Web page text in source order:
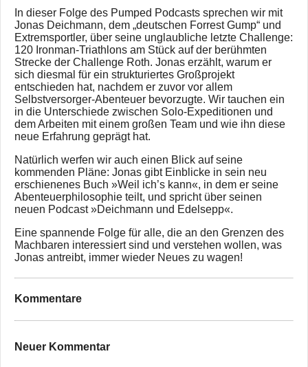
In dieser Folge des Pumped Podcasts sprechen wir mit
Jonas Deichmann, dem „deutschen Forrest Gump“ und
Extremsportler, über seine unglaubliche letzte Challenge:
120 Ironman-Triathlons am Stück auf der berühmten
Strecke der Challenge Roth. Jonas erzählt, warum er
sich diesmal für ein strukturiertes Großprojekt
entschieden hat, nachdem er zuvor vor allem
Selbstversorger-Abenteuer bevorzugte. Wir tauchen ein
in die Unterschiede zwischen Solo-Expeditionen und
dem Arbeiten mit einem großen Team und wie ihn diese
neue Erfahrung geprägt hat.
Natürlich werfen wir auch einen Blick auf seine
kommenden Pläne: Jonas gibt Einblicke in sein neu
erschienenes Buch »Weil ich’s kann«, in dem er seine
Abenteuerphilosophie teilt, und spricht über seinen
neuen Podcast »Deichmann und Edelsepp«.
Eine spannende Folge für alle, die an den Grenzen des
Machbaren interessiert sind und verstehen wollen, was
Jonas antreibt, immer wieder Neues zu wagen!
Kommentare
Neuer Kommentar